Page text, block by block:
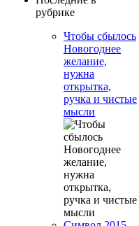
рубрике
Чтобы сбылось
Новогоднее
желание,
нужна
открытка,
ручка и чистые
мысли